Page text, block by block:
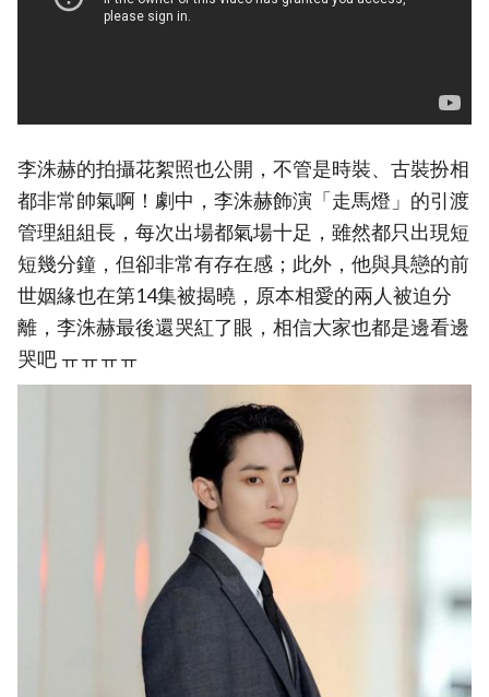
李洙赫的拍攝花絮照也公開，不管是時裝、古裝扮相
都非常帥氣啊！劇中，李洙赫飾演「走馬燈」的引渡
管理組組長，每次出場都氣場十足，雖然都只出現短
短幾分鐘，但卻非常有存在感；此外，他與具戀的前
世姻緣也在第14集被揭曉，原本相愛的兩人被迫分
離，李洙赫最後還哭紅了眼，相信大家也都是邊看邊
哭吧 ㅠㅠㅠㅠ